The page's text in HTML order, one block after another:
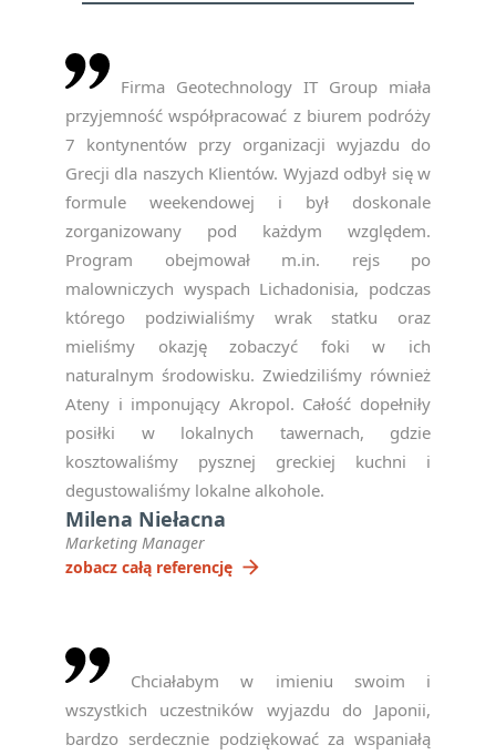
Firma Geotechnology IT Group miała
przyjemność współpracować z biurem podróży
7 kontynentów przy organizacji wyjazdu do
Grecji dla naszych Klientów. Wyjazd odbył się w
formule weekendowej i był doskonale
zorganizowany pod każdym względem.
Program obejmował m.in. rejs po
malowniczych wyspach Lichadonisia, podczas
którego podziwialiśmy wrak statku oraz
mieliśmy okazję zobaczyć foki w ich
naturalnym środowisku. Zwiedziliśmy również
Ateny i imponujący Akropol. Całość dopełniły
posiłki w lokalnych tawernach, gdzie
kosztowaliśmy pysznej greckiej kuchni i
degustowaliśmy lokalne alkohole.
Milena Niełacna
Marketing Manager
zobacz całą referencję arrow_forward
Chciałabym w imieniu swoim i
wszystkich uczestników wyjazdu do Japonii,
bardzo serdecznie podziękować za wspaniałą